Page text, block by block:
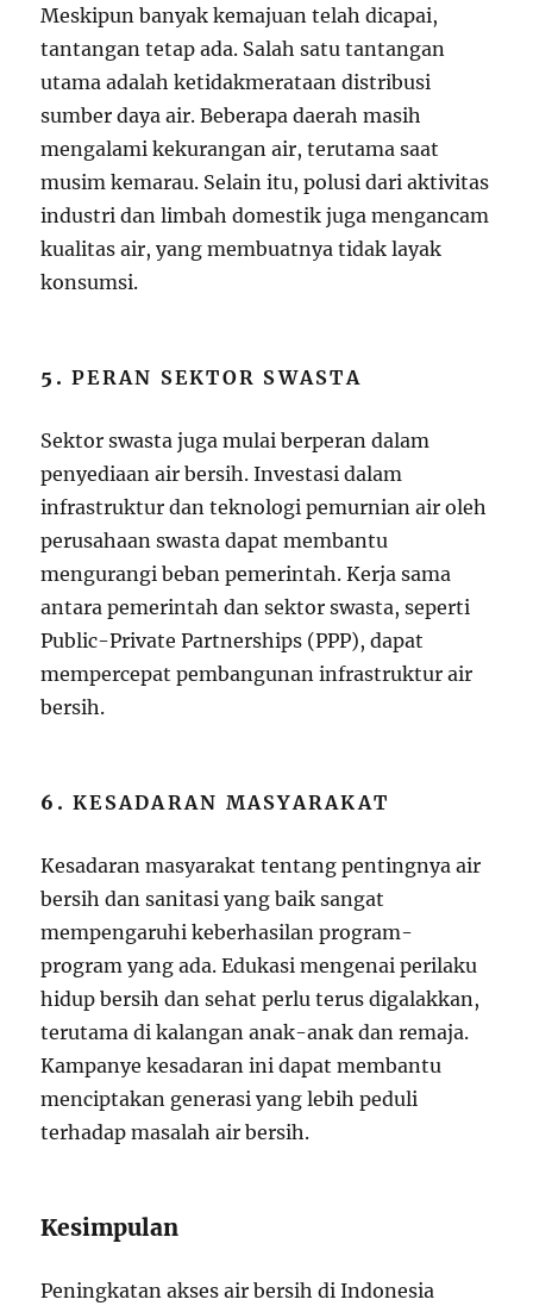
Meskipun banyak kemajuan telah dicapai,
tantangan tetap ada. Salah satu tantangan
utama adalah ketidakmerataan distribusi
sumber daya air. Beberapa daerah masih
mengalami kekurangan air, terutama saat
musim kemarau. Selain itu, polusi dari aktivitas
industri dan limbah domestik juga mengancam
kualitas air, yang membuatnya tidak layak
konsumsi.
5.PERAN SEKTOR SWASTA
Sektor swasta juga mulai berperan dalam
penyediaan air bersih. Investasi dalam
infrastruktur dan teknologi pemurnian air oleh
perusahaan swasta dapat membantu
mengurangi beban pemerintah. Kerja sama
antara pemerintah dan sektor swasta, seperti
Public-Private Partnerships (PPP), dapat
mempercepat pembangunan infrastruktur air
bersih.
6.KESADARAN MASYARAKAT
Kesadaran masyarakat tentang pentingnya air
bersih dan sanitasi yang baik sangat
mempengaruhi keberhasilan program-
program yang ada. Edukasi mengenai perilaku
hidup bersih dan sehat perlu terus digalakkan,
terutama di kalangan anak-anak dan remaja.
Kampanye kesadaran ini dapat membantu
menciptakan generasi yang lebih peduli
terhadap masalah air bersih.
Kesimpulan
Peningkatan akses air bersih di Indonesia